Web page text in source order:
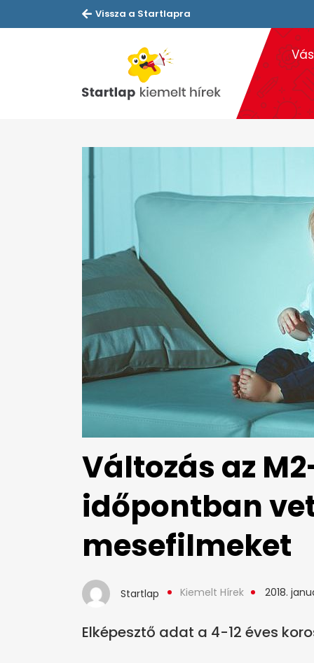
Vissza a Startlapra
Változás az
időpontban
mesefilmeket
Startlap Kiemelt Hírek 2018.
Elképesztő adat a 4-12 éves